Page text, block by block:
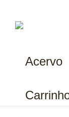
Acervo